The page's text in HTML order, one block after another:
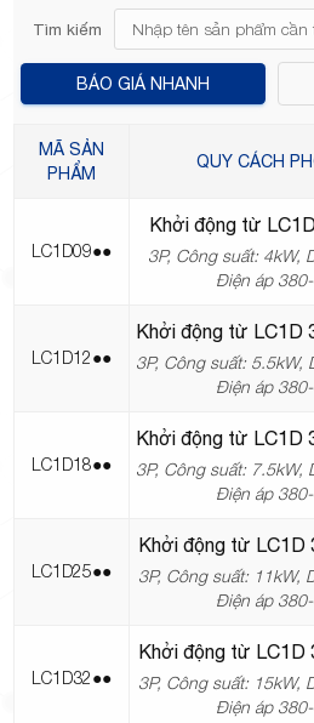
Đức,
Tìm kiếm
BÁO GIÁ NHANH
MÃ SẢN
PHẨM
QUY CÁCH
LC1D09●●
Khởi động từ
3P, Công suất: 4kW,
Điện áp
LC1D12●●
Khởi động từ LC1D
3P, Công suất: 5.5kW,
Điện áp
LC1D18●●
Khởi động từ LC1D
3P, Công suất: 7.5kW,
Điện áp
LC1D25●●
Khởi động từ LC1D
3P, Công suất: 11kW,
Điện áp
LC1D32●●
Khởi động từ LC1D
3P, Công suất: 15kW,
Điện áp